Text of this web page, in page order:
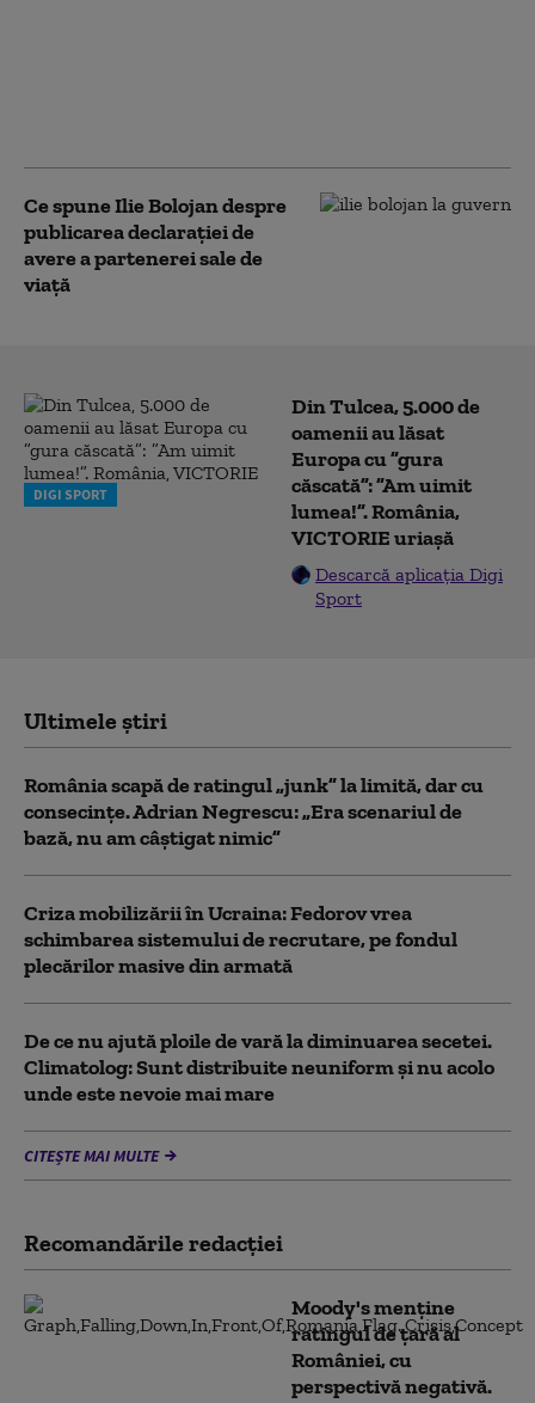
Ce spune Ilie Bolojan despre
publicarea declarației de
avere a partenerei sale de
viață
DIGI SPORT
Din Tulcea, 5.000 de
oamenii au lăsat
Europa cu ”gura
căscată”: ”Am uimit
lumea!”. România,
VICTORIE uriașă
Descarcă aplicația Digi
Sport
Ultimele știri
România scapă de ratingul „junk” la limită, dar cu
consecinţe. Adrian Negrescu: „Era scenariul de
bază, nu am câștigat nimic”
Criza mobilizării în Ucraina: Fedorov vrea
schimbarea sistemului de recrutare, pe fondul
plecărilor masive din armată
De ce nu ajută ploile de vară la diminuarea secetei.
Climatolog: Sunt distribuite neuniform și nu acolo
unde este nevoie mai mare
CITEȘTE MAI MULTE
Recomandările redacţiei
Moody's menține
ratingul de țară al
României, cu
perspectivă negativă.